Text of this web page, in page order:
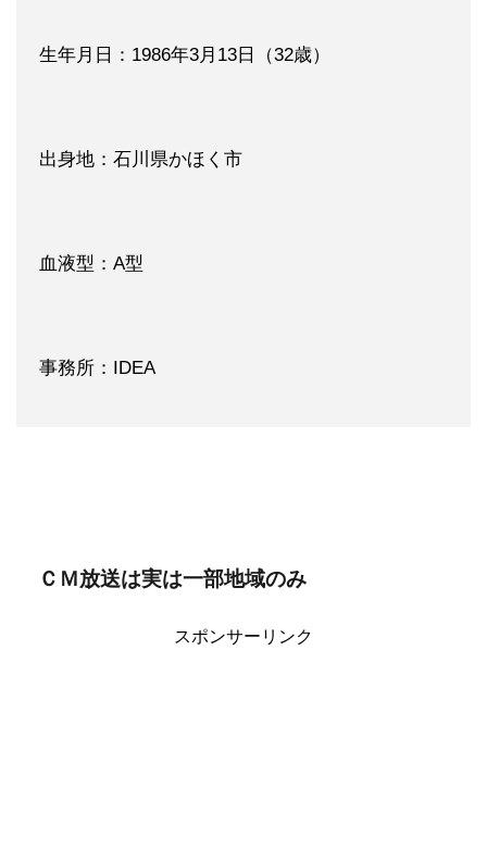
生年月日：1986年3月13日（32歳）
出身地：石川県かほく市
血液型：A型
事務所：IDEA
ＣＭ放送は実は一部地域のみ
スポンサーリンク